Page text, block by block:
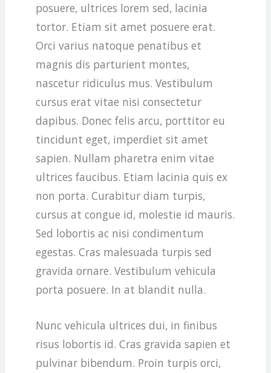
posuere, ultrices lorem sed, lacinia
tortor. Etiam sit amet posuere erat.
Orci varius natoque penatibus et
magnis dis parturient montes,
nascetur ridiculus mus. Vestibulum
cursus erat vitae nisi consectetur
dapibus. Donec felis arcu, porttitor eu
tincidunt eget, imperdiet sit amet
sapien. Nullam pharetra enim vitae
ultrices faucibus. Etiam lacinia quis ex
non porta. Curabitur diam turpis,
cursus at congue id, molestie id mauris.
Sed lobortis ac nisi condimentum
egestas. Cras malesuada turpis sed
gravida ornare. Vestibulum vehicula
porta posuere. In at blandit nulla.
Nunc vehicula ultrices dui, in finibus
risus lobortis id. Cras gravida sapien et
pulvinar bibendum. Proin turpis orci,